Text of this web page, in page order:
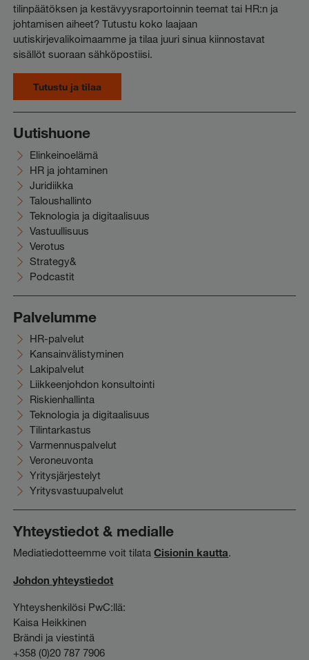
tilinpäätöksen ja kestävyysraportoinnin teemat tai HR:n ja
johtamisen aiheet? Tutustu koko laajaan
uutiskirjevalikoimaamme ja tilaa juuri sinua kiinnostavat
sisällöt suoraan sähköpostiisi.
Tutustu ja tilaa
Uutishuone
Elinkeinoelämä
HR ja johtaminen
Juridiikka
Taloushallinto
Teknologia ja digitaalisuus
Vastuullisuus
Verotus
Strategy&
Podcastit
Palvelumme
HR-palvelut
Kansainvälistyminen
Lakipalvelut
Liikkeenjohdon konsultointi
Riskienhallinta
Teknologia ja digitaalisuus
Tilintarkastus
Varmennuspalvelut
Veroneuvonta
Yritysjärjestelyt
Yritysvastuupalvelut
Yhteystiedot & medialle
Mediatiedotteemme voit tilataCisionin kautta.
Johdon yhteystiedot
Yhteyshenkilösi PwC:llä:
Kaisa Heikkinen
Brändi ja viestintä
+358 (0)20 787 7906